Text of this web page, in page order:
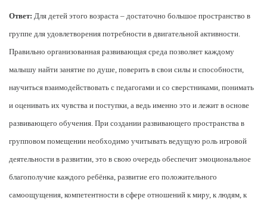
Ответ: Для детей этого возраста – достаточно большое пространство в
группе для удовлетворения потребности в двигательной активности.
Правильно организованная развивающая среда позволяет каждому
малышу найти занятие по душе, поверить в свои силы и способности,
научиться взаимодействовать с педагогами и со сверстниками, понимать
и оценивать их чувства и поступки, а ведь именно это и лежит в основе
развивающего обучения. При создании развивающего пространства в
групповом помещении необходимо учитывать ведущую роль игровой
деятельности в развитии, это в свою очередь обеспечит эмоциональное
благополучие каждого ребёнка, развитие его положительного
самоощущения, компетентности в сфере отношений к миру, к людям, к